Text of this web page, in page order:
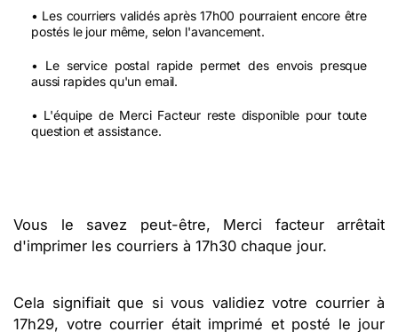
• Les courriers validés après 17h00 pourraient encore être
postés le jour même, selon l'avancement.
• Le service postal rapide permet des envois presque
aussi rapides qu'un email.
• L'équipe de Merci Facteur reste disponible pour toute
question et assistance.
Vous le savez peut-être, Merci facteur arrêtait
d'imprimer les courriers à 17h30 chaque jour.
Cela signifiait que si vous validiez votre courrier à
17h29, votre courrier était imprimé et posté le jour